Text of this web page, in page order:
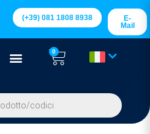
(+39) 081 1808 8938
E-
Mail
0